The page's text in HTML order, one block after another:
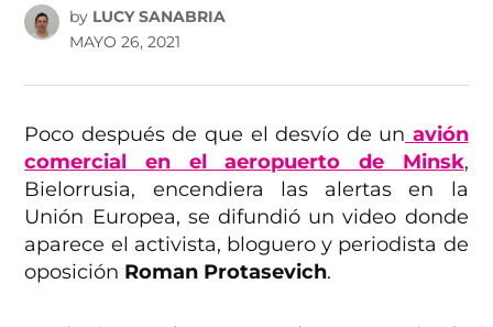
by LUCY SANABRIA
MAYO 26, 2021
Poco después de que el desvío de un avión
comercial en el aeropuerto de Minsk,
Bielorrusia, encendiera las alertas en la
Unión Europea, se difundió un video donde
aparece el activista, bloguero y periodista de
oposición Roman Protasevich.